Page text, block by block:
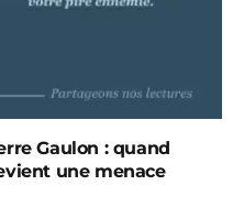
Gaulon : quand
une menace